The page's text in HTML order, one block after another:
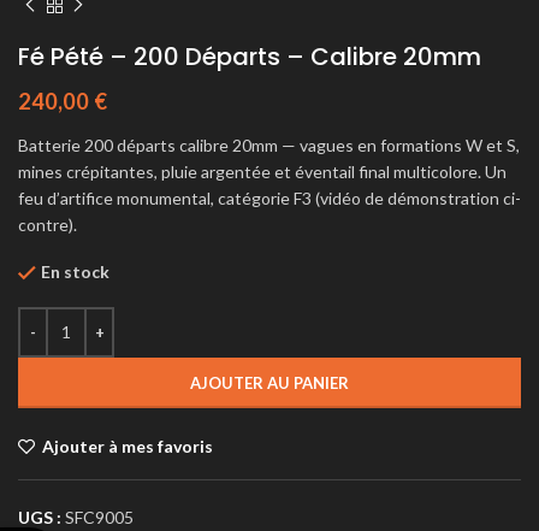
Fé Pété – 200 Départs – Calibre 20mm
240,00 €
Batterie 200 départs calibre 20mm — vagues en formations W et S,
mines crépitantes, pluie argentée et éventail final multicolore. Un
feu d’artifice monumental, catégorie F3 (vidéo de démonstration ci-
contre).
En stock
AJOUTER AU PANIER
Ajouter à mes favoris
UGS : SFC9005